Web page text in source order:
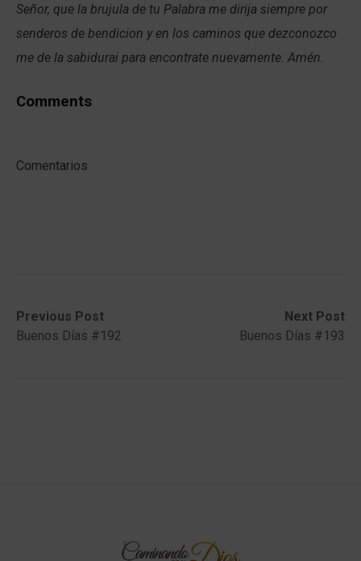
Señor, que la brujula de tu Palabra me dirija siempre por
senderos de bendicion y en los caminos que dezconozco
me de la sabidurai para encontrate nuevamente. Amén.
Comments
Comentarios
Post
navigation
Previous Post
Previous
post:Buenos Días #192
Next Post
Next
post:
Buenos Días #193